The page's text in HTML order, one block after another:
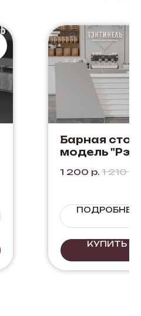
Барная
модель
1 200 р. 1 210
ПОДРОБНЕЕ
КУПИТЬ